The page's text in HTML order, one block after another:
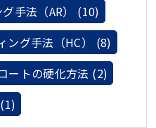
手法（AR） (10)
ング手法（HC） (8)
ートの硬化方法 (2)